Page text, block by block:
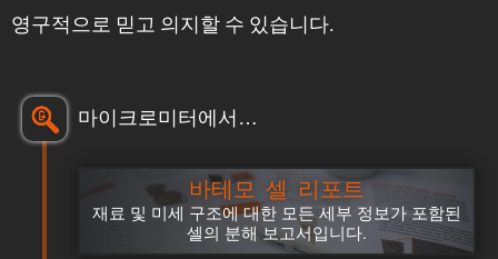
영구적으로 믿고 의지할 수 있습니다.
마이크로미터에서…
바테모 셀 리포트
재료 및 미세 구조에 대한 모든 세부 정보가 포함된
셀의 분해 보고서입니다.